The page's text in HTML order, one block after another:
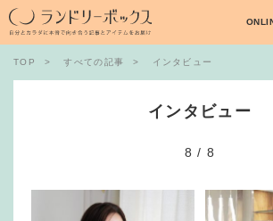
TOP すべての記事 インタビュー
インタビュー
8 / 8